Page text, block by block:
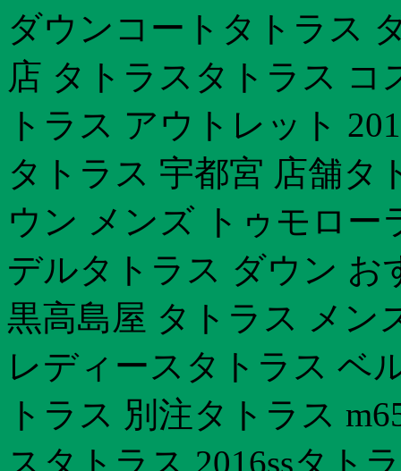
ダウンコートタトラス
店 タトラスタトラス コ
トラス アウトレット
タトラス 宇都宮 店舗タ
ウン メンズ トゥモロー
デルタトラス ダウン お
黒高島屋 タトラス メン
レディースタトラス ベ
トラス 別注タトラス
スタトラス 2016ssタト